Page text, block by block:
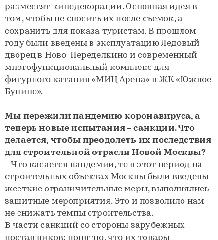
разместят кинодекорации. Основная идея в
том, чтобы не сносить их после съемок, а
сохранить для показа туристам. В прошлом
году были введены в эксплуатацию Ледовый
дворец в Ново-Переделкино и современный
многофункциональный комплекс для
фигурного катания «МИЦ Арена» в ЖК «Южное
Бунино».
Мы пережили пандемию коронавируса, а
теперь новые испытания – санкции. Что
делается, чтобы преодолеть их последствия
для строительной отрасли Новой Москвы?
– Что касается пандемии, то в этот период на
строительных объектах Москвы были введены
жесткие ограничительные меры, выполнялись
защитные мероприятия. Это и позволило нам
не снижать темпы строительства.
В части санкций со стороны зарубежных
поставщиков: понятно, что их товары